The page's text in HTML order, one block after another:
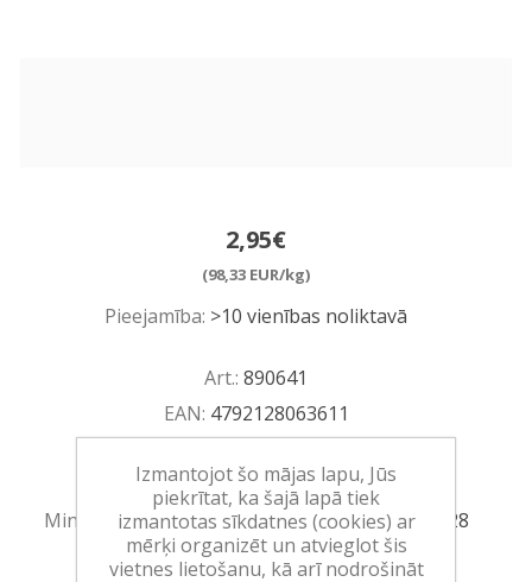
2,95€
(98,33 EUR/kg)
Pieejamība: >10 vienības noliktavā
Art.: 890641
EAN: 4792128063611
Minimālais daudzums:1
Minimālais preces derīguma termiņš:05.06.2028
Izmantojot šo mājas lapu, Jūs
piekrītat, ka šajā lapā tiek
izmantotas sīkdatnes (cookies) ar
mērķi organizēt un atvieglot šis
vietnes lietošanu, kā arī nodrošināt